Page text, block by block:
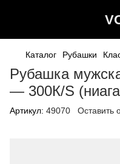
Каталог Рубашки
Рубашка
— 300К/S
Артикул: 49070 Оставить